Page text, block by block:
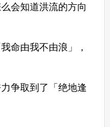
会知道洪流的方向
命由我不由浪」，
争取到了「绝地逢